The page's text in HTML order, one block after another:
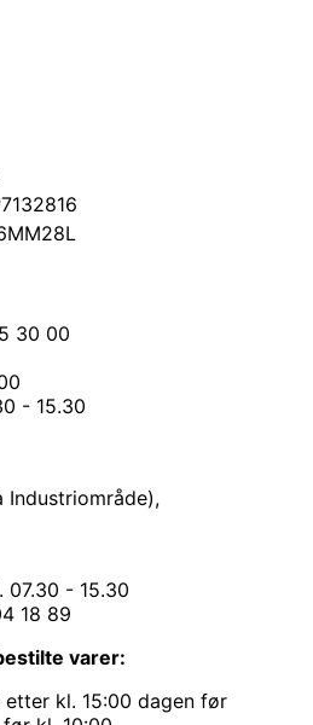
30 00
- 15.30
Industriområde),
07.30 - 15.30
18 89
varer:
kl. 15:00 dagen før